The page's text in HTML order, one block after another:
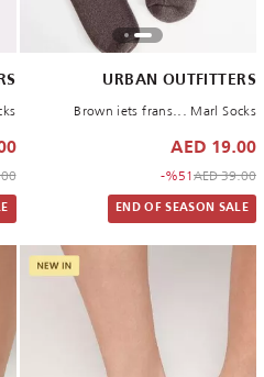
URBAN OUTFITTERS
Brown iets frans... Marl Socks
19.00 AED
Price reduced from
39.00 AED
to 19.00 AED
%51-
END OF SEASON SALE